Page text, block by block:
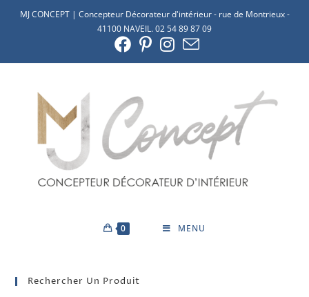
MJ CONCEPT | Concepteur Décorateur d'intérieur - rue de Montrieux -
41100 NAVEIL. 02 54 89 87 09
0 MENU
Rechercher Un Produit